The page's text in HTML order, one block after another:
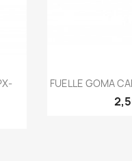

FUELLE GOMA